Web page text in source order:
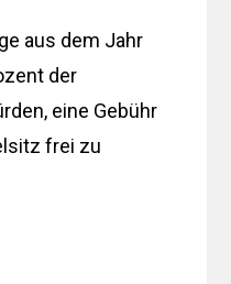
aus dem Jahr
der
eine Gebühr
frei zu